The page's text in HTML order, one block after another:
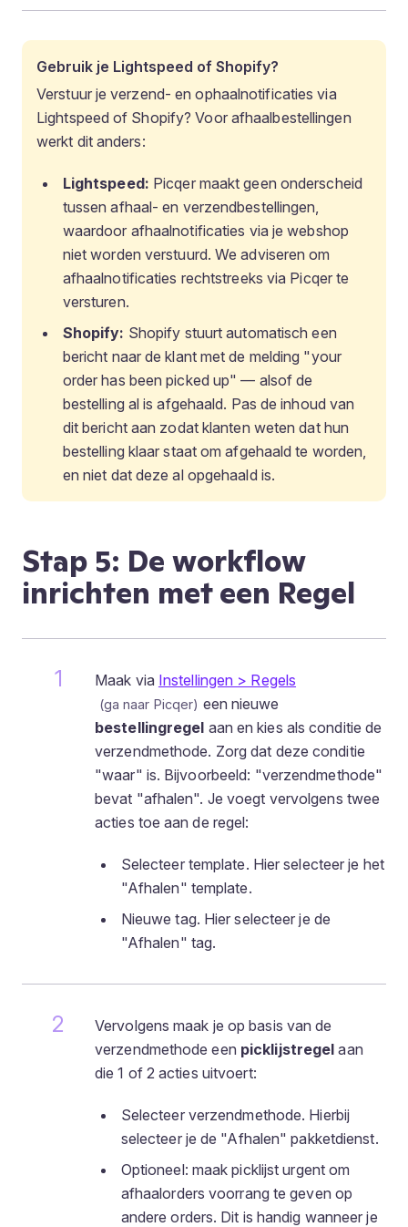
Gebruik je Lightspeed of Shopify?
Verstuur je verzend- en ophaalnotificaties via
Lightspeed of Shopify? Voor afhaalbestellingen
werkt dit anders:
Lightspeed: Picqer maakt geen onderscheid
tussen afhaal- en verzendbestellingen,
waardoor afhaalnotificaties via je webshop
niet worden verstuurd. We adviseren om
afhaalnotificaties rechtstreeks via Picqer te
versturen.
Shopify: Shopify stuurt automatisch een
bericht naar de klant met de melding "your
order has been picked up" — alsof de
bestelling al is afgehaald. Pas de inhoud van
dit bericht aan zodat klanten weten dat hun
bestelling klaar staat om afgehaald te worden,
en niet dat deze al opgehaald is.
Stap 5: De workflow
inrichten met een Regel
Maak via Instellingen > Regels
een nieuwe
bestellingregel aan en kies als conditie de
verzendmethode. Zorg dat deze conditie
"waar" is. Bijvoorbeeld: "verzendmethode"
bevat "afhalen". Je voegt vervolgens twee
acties toe aan de regel:
Selecteer template. Hier selecteer je het
"Afhalen" template.
Nieuwe tag. Hier selecteer je de
"Afhalen" tag.
Vervolgens maak je op basis van de
verzendmethode een picklijstregel aan
die 1 of 2 acties uitvoert:
Selecteer verzendmethode. Hierbij
selecteer je de "Afhalen" pakketdienst.
Optioneel: maak picklijst urgent om
afhaalorders voorrang te geven op
andere orders. Dit is handig wanneer je